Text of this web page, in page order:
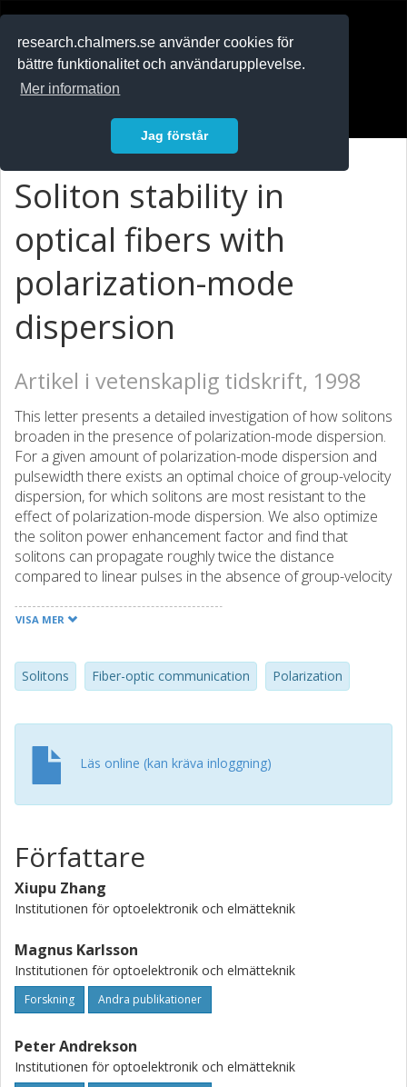
research.chalmers.se använder cookies för
bättre funktionalitet och användarupplevelse.
Mer information
Jag förstår
Soliton stability in
optical fibers with
polarization-mode
dispersion
Artikel i vetenskaplig tidskrift, 1998
This letter presents a detailed investigation of how solitons
broaden in the presence of polarization-mode dispersion.
For a given amount of polarization-mode dispersion and
pulsewidth there exists an optimal choice of group-velocity
dispersion, for which solitons are most resistant to the
effect of polarization-mode dispersion. We also optimize
the soliton power enhancement factor and find that
solitons can propagate roughly twice the distance
compared to linear pulses in the absence of group-velocity
VISA MER
Solitons Fiber-optic communication Polarization
Läs online (kan kräva inloggning)
Författare
Xiupu Zhang
Institutionen för optoelektronik och elmätteknik
Magnus Karlsson
Institutionen för optoelektronik och elmätteknik
Forskning Andra publikationer
Peter Andrekson
Institutionen för optoelektronik och elmätteknik